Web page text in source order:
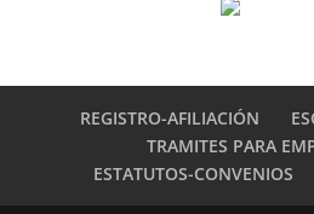
REGISTRO-AFILIACIÓN
TRAMITES PARA
ESTATUTOS-CONVENIOS